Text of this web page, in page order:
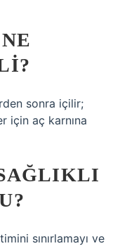
sonra içilir;
için aç karnına
sınırlamayı ve